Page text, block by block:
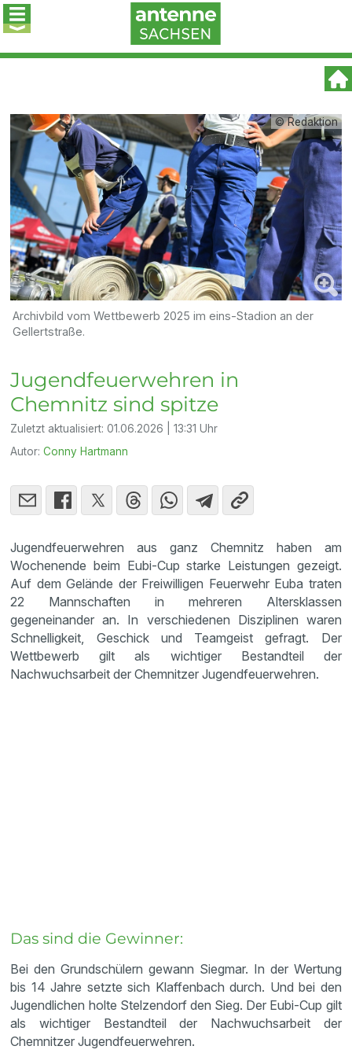
© Redaktion
Archivbild vom Wettbewerb 2025 im eins-Stadion an der
Gellertstraße.
Jugendfeuerwehren in
Chemnitz sind spitze
Zuletzt aktualisiert:01.06.2026 | 13:31 Uhr
Autor:Conny Hartmann
Jugendfeuerwehren aus ganz Chemnitz haben am
Wochenende beim Eubi‑Cup starke Leistungen gezeigt.
Auf dem Gelände der Freiwilligen Feuerwehr Euba traten
22 Mannschaften in mehreren Altersklassen
gegeneinander an. In verschiedenen Disziplinen waren
Schnelligkeit, Geschick und Teamgeist gefragt. Der
Wettbewerb gilt als wichtiger Bestandteil der
Nachwuchsarbeit der Chemnitzer Jugendfeuerwehren.
Das sind die Gewinner:
Bei den Grundschülern gewann Siegmar. In der Wertung
bis 14 Jahre setzte sich Klaffenbach durch. Und bei den
Jugendlichen holte Stelzendorf den Sieg. Der Eubi‑Cup gilt
als wichtiger Bestandteil der Nachwuchsarbeit der
Chemnitzer Jugendfeuerwehren.